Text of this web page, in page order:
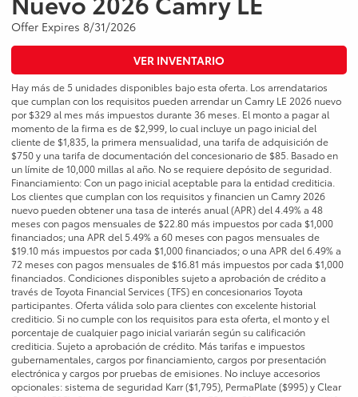
Offer Expires 8/31/2026
VER INVENTARIO
Hay más de 5 unidades disponibles bajo esta oferta. Los arrendatarios
que cumplan con los requisitos pueden arrendar un Camry LE 2026 nuevo
por $329 al mes más impuestos durante 36 meses. El monto a pagar al
momento de la firma es de $2,999, lo cual incluye un pago inicial del
cliente de $1,835, la primera mensualidad, una tarifa de adquisición de
$750 y una tarifa de documentación del concesionario de $85. Basado en
un límite de 10,000 millas al año. No se requiere depósito de seguridad.
Financiamiento: Con un pago inicial aceptable para la entidad crediticia.
Los clientes que cumplan con los requisitos y financien un Camry 2026
nuevo pueden obtener una tasa de interés anual (APR) del 4.49% a 48
meses con pagos mensuales de $22.80 más impuestos por cada $1,000
financiados; una APR del 5.49% a 60 meses con pagos mensuales de
$19.10 más impuestos por cada $1,000 financiados; o una APR del 6.49% a
72 meses con pagos mensuales de $16.81 más impuestos por cada $1,000
financiados. Condiciones disponibles sujeto a aprobación de crédito a
través de Toyota Financial Services (TFS) en concesionarios Toyota
participantes. Oferta válida solo para clientes con excelente historial
crediticio. Si no cumple con los requisitos para esta oferta, el monto y el
porcentaje de cualquier pago inicial variarán según su calificación
crediticia. Sujeto a aprobación de crédito. Más tarifas e impuestos
gubernamentales, cargos por financiamiento, cargos por presentación
electrónica y cargos por pruebas de emisiones. No incluye accesorios
opcionales: sistema de seguridad Karr ($1,795), PermaPlate ($995) y Clear